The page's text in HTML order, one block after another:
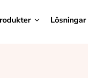
Lösningar